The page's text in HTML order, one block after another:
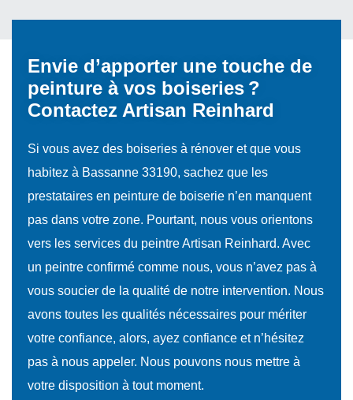
Envie d’apporter une touche de
peinture à vos boiseries ?
Contactez Artisan Reinhard
Si vous avez des boiseries à rénover et que vous
habitez à Bassanne 33190, sachez que les
prestataires en peinture de boiserie n’en manquent
pas dans votre zone. Pourtant, nous vous orientons
vers les services du peintre Artisan Reinhard. Avec
un peintre confirmé comme nous, vous n’avez pas à
vous soucier de la qualité de notre intervention. Nous
avons toutes les qualités nécessaires pour mériter
votre confiance, alors, ayez confiance et n’hésitez
pas à nous appeler. Nous pouvons nous mettre à
votre disposition à tout moment.